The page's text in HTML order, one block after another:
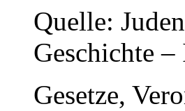
Quelle:
Geschichte
Gesetze,